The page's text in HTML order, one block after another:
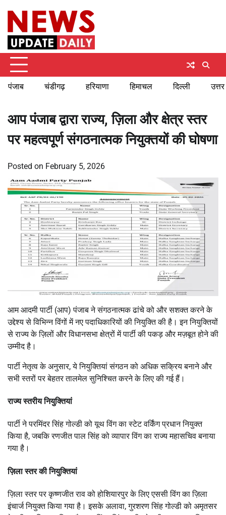
content
पंजाब चंडीगढ़ हरियाणा हिमाचल दिल्ली
आप पंजाब द्वारा राज्य, ज़िला और क्षेत्र स्तर
पर महत्वपूर्ण संगठनात्मक नियुक्तयों की घोषणा
Posted on February 5, 2026
आम आदमी पार्टी (आप) पंजाब ने संगठनात्मक ढांचे को और सशक्त करने के
उद्देश्य से विभिन्न विंगों में नए पदाधिकारियों की नियुक्ति की है। इन नियुक्तियों
से राज्य के ज़िलों और विधानसभा क्षेत्रों में पार्टी की पकड़ और मज़बूत होने की
उम्मीद है।
पार्टी नेतृत्व के अनुसार, ये नियुक्तियां संगठन को अधिक सक्रिय बनाने और
सभी स्तरों पर बेहतर तालमेल सुनिश्चित करने के लिए की गई हैं।
राज्य स्तरीय नियुक्तियां
पार्टी ने परमिंदर सिंह गोल्डी को यूथ विंग का स्टेट वर्किंग प्रधान नियुक्त
किया है, जबकि रणजीत पाल सिंह को व्यापार विंग का राज्य महासचिव बनाया
गया है।
ज़िला स्तर की नियुक्तियां
ज़िला स्तर पर कृष्णजीत राव को होशियारपुर के लिए एससी विंग का ज़िला
इंचार्ज नियुक्त किया गया है। इसके अलावा, गुरशरण सिंह गोल्डी को अमृतसर